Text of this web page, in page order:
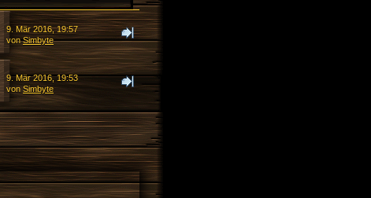
9. Mär 2016, 19:57
vonSimbyte
9. Mär 2016, 19:53
vonSimbyte